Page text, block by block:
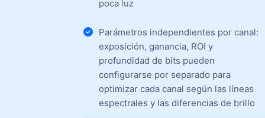
poca luz
Parámetros independientes por canal:
exposición, ganancia, ROI y
profundidad de bits pueden
configurarse por separado para
optimizar cada canal según las líneas
espectrales y las diferencias de brillo